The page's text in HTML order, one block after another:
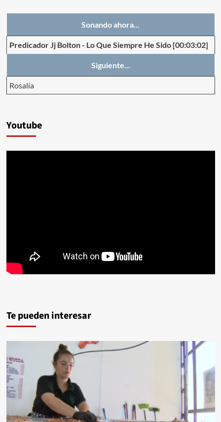
Sonando ahora...
Predicador Jj Bolton- Lo Que Siempre He Sido [00:03:02]
Siguiente...
Rosalía
Youtube
Te pueden interesar